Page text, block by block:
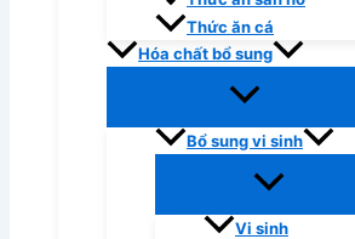
Thức ăn cá
Hóa chất bổ sung
Bổ sung vi sinh
Vi sinh